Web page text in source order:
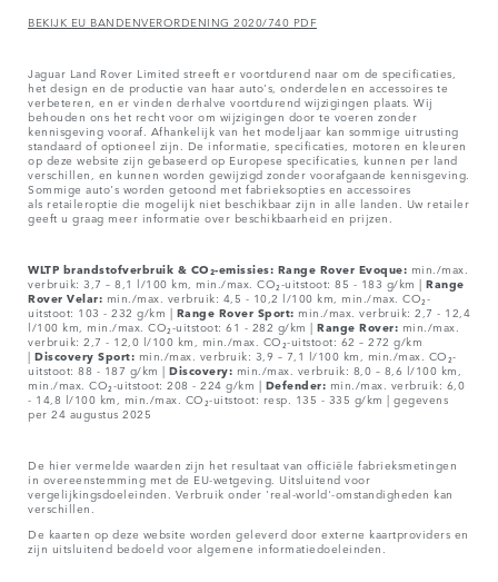
BEKIJK EU BANDENVERORDENING 2020/740 PDF
Jaguar Land Rover Limited streeft er voortdurend naar om de specificaties,
het design en de productie van haar auto's, onderdelen en accessoires te
verbeteren, en er vinden derhalve voortdurend wijzigingen plaats. Wij
behouden ons het recht voor om wijzigingen door te voeren zonder
kennisgeving vooraf. Afhankelijk van het modeljaar kan sommige uitrusting
standaard of optioneel zijn. De informatie, specificaties, motoren en kleuren
op deze website zijn gebaseerd op Europese specificaties, kunnen per land
verschillen, en kunnen worden gewijzigd zonder voorafgaande kennisgeving.
Sommige auto's worden getoond met fabrieksopties en accessoires
als retaileroptie die mogelijk niet beschikbaar zijn in alle landen. Uw retailer
geeft u graag meer informatie over beschikbaarheid en prijzen.
WLTP brandstofverbruik & CO₂-emissies: Range Rover Evoque: min./max.
verbruik: 3,7 – 8,1 l/100 km, min./max. CO₂-uitstoot: 85 - 183 g/km | Range
Rover Velar: min./max. verbruik: 4,5 - 10,2 l/100 km, min./max. CO₂-
uitstoot: 103 - 232 g/km | Range Rover Sport: min./max. verbruik: 2,7 - 12,4
l/100 km, min./max. CO₂-uitstoot: 61 - 282 g/km | Range Rover: min./max.
verbruik: 2,7 - 12,0 l/100 km, min./max. CO₂-uitstoot: 62 – 272 g/km
| Discovery Sport: min./max. verbruik: 3,9 – 7,1 l/100 km, min./max. CO₂-
uitstoot: 88 - 187 g/km | Discovery: min./max. verbruik: 8,0 – 8,6 l/100 km,
min./max. CO₂-uitstoot: 208 - 224 g/km | Defender: min./max. verbruik: 6,0
- 14,8 l/100 km, min./max. CO₂-uitstoot: resp. 135 - 335 g/km | gegevens
per 24 augustus 2025
De hier vermelde waarden zijn het resultaat van officiële fabrieksmetingen
in overeenstemming met de EU-wetgeving. Uitsluitend voor
vergelijkingsdoeleinden. Verbruik onder 'real-world'-omstandigheden kan
verschillen.
De kaarten op deze website worden geleverd door externe kaartproviders en
zijn uitsluitend bedoeld voor algemene informatiedoeleinden.